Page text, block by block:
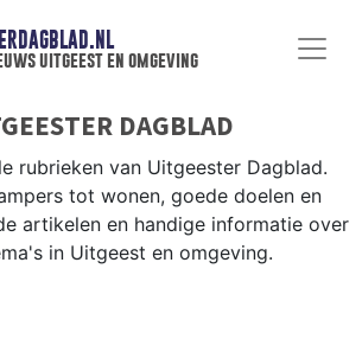
uitgeest en omgeving
DAGBLAD
rubrieken van Uitgeester Dagblad.
tot wonen, goede doelen en
artikelen en handige informatie over
in Uitgeest en omgeving.